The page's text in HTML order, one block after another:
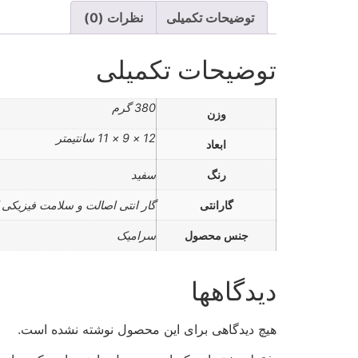
توضیحات تکمیلی نظرات (0)
توضیحات تکمیلی
وزن 380 گرم
ابعاد 12 × 9 × 11 سانتیمتر
رنگ سفید
گارانتی گار انتی اصالت و سلامت فیزیکی
جنس محصول سرامیک
دیدگاهها
هیچ دیدگاهی برای این محصول نوشته نشده است.